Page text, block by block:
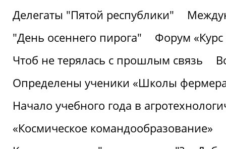
Делегаты "Пятой республики"
"День осеннего пирога"
Форум «Курс
Чтоб не терялась с прошлым связь
Определены ученики «Школы
Начало учебного года в
«Космическое командообразование»